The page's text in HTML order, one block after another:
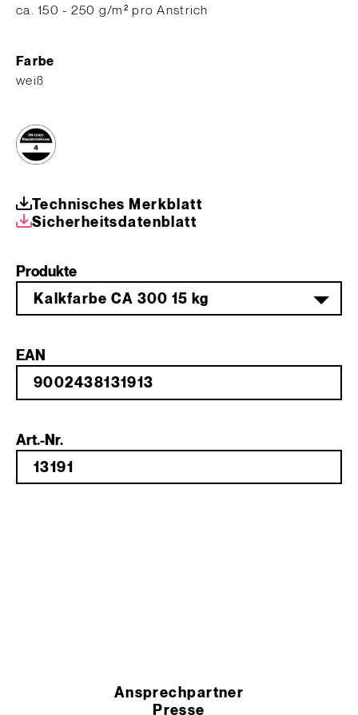
​ca. 150 - 250 g/m² pro Anstrich
Farbe
weiß
Technisches Merkblatt
Sicherheitsdatenblatt
Produkte
Kalkfarbe CA 300 15 kg
EAN
Art.-Nr.
Ansprechpartner
Presse